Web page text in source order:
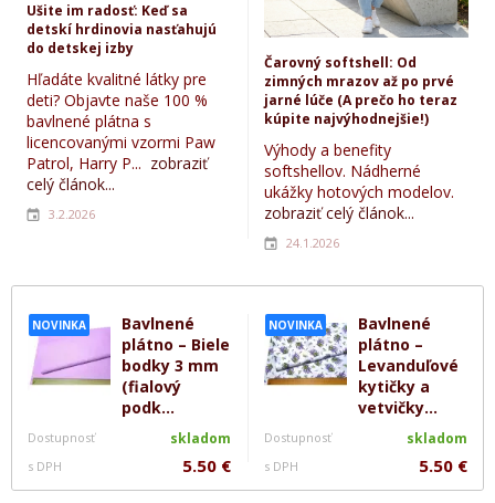
NOVINKA
Bavlnené
plátno – Biele
bodky 3 mm
(fialový
podk...
Dostupnosť skladom
s DPH 5.50 €
NOVINKA
Bavlnené
plátno –
Levanduľové
kytičky a
vetvičky...
Dostupnosť skladom
s DPH 5.50 €
Ušite im radosť: Keď sa
detskí hrdinovia nasťahujú
do detskej izby
Hľadáte kvalitné látky pre
deti? Objavte naše 100 %
bavlnené plátna s
licencovanými vzormi Paw
Patrol, Harry P... zobraziť
celý článok...
3.2.2026
Čarovný softshell: Od
zimných mrazov až po prvé
jarné lúče (A prečo ho teraz
kúpite najvýhodnejšie!)
Výhody a benefity
softshellov. Nádherné
ukážky hotových modelov.
zobraziť celý článok...
24.1.2026